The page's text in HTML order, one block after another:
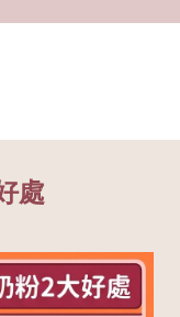
處